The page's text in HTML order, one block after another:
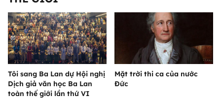
Tôi sang Ba Lan dự Hội nghị
Dịch giả văn học Ba Lan
toàn thế giới lần thứ VI
Mặt trời thi ca của nước
Đức